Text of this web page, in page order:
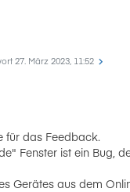
27. März 2023, 11:52
für das Feedback.
Fenster ist ein Bug,
Gerätes aus dem